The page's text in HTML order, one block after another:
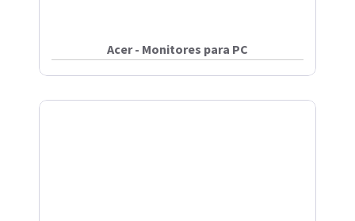
Acer - Monitores para PC